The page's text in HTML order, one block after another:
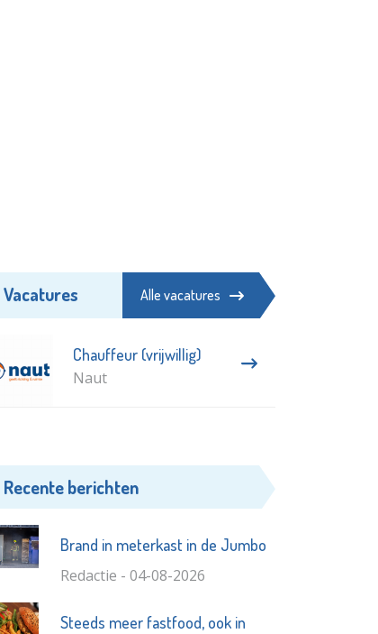
Vacatures Alle vacatures
Chauffeur (vrijwillig)
Naut
Recente berichten
Brand in meterkast in de Jumbo
Redactie - 04-08-2026
Steeds meer fastfood, ook in